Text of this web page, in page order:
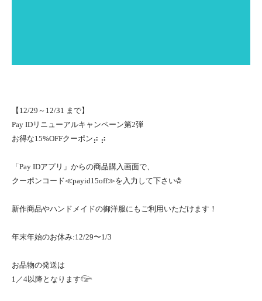
【12/29～12/31 まで】
Pay IDリニューアルキャンペーン第2弾
お得な15%OFFクーポン⡴ ⡴
「Pay IDアプリ」からの商品購入画面で、
クーポンコード≪payid15off≫を入力して下さい𖣳
新作商品やハンドメイドの御洋服にもご利用いただけます！
年末年始のお休み:12/29〜1/3
お品物の発送は
1／4以降となります𓅼